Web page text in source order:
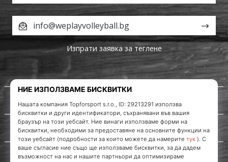
За нас
Обслужване на клиенти
info@weplayvolleyball.bg
Изпрати заявка за теглене